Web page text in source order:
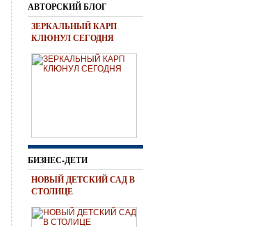
АВТОРСКИЙ БЛОГ
ЗЕРКАЛЬНЫЙ КАРП
КЛЮНУЛ СЕГОДНЯ
БИЗНЕС-ДЕТИ
НОВЫЙ ДЕТСКИЙ САД В
СТОЛИЦЕ